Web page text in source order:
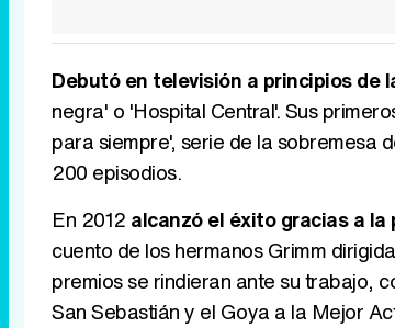
Debutó en televisión a principios de
negra' o 'Hospital Central'. Sus
para siempre', serie de la sobremesa
200 episodios.
En 2012 alcanzó el éxito gracias a
cuento de los hermanos Grimm
premios se rindieran ante su trabajo,
San Sebastián y el Goya a la Mejor